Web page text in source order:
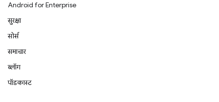
Android for Enterprise
सुरक्षा
सोर्स
समाचार
ब्लॉग
पॉडकास्ट